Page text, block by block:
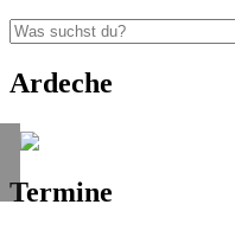
Ardeche
Termine